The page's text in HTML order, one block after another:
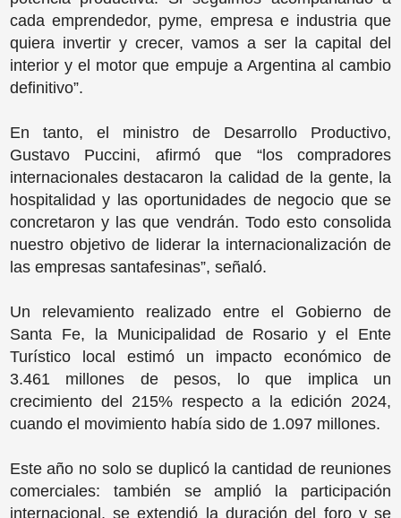
cada emprendedor, pyme, empresa e industria que
quiera invertir y crecer, vamos a ser la capital del
interior y el motor que empuje a Argentina al cambio
definitivo”.
En tanto, el ministro de Desarrollo Productivo,
Gustavo Puccini, afirmó que “los compradores
internacionales destacaron la calidad de la gente, la
hospitalidad y las oportunidades de negocio que se
concretaron y las que vendrán. Todo esto consolida
nuestro objetivo de liderar la internacionalización de
las empresas santafesinas”, señaló.
Un relevamiento realizado entre el Gobierno de
Santa Fe, la Municipalidad de Rosario y el Ente
Turístico local estimó un impacto económico de
3.461 millones de pesos, lo que implica un
crecimiento del 215% respecto a la edición 2024,
cuando el movimiento había sido de 1.097 millones.
Este año no solo se duplicó la cantidad de reuniones
comerciales: también se amplió la participación
internacional, se extendió la duración del foro y se